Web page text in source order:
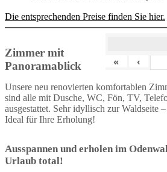
Die entsprechenden Preise finden Sie hier.
« ‹
Zimmer mit
Panoramablick
Unsere neu renovierten komfortablen
sind alle mit Dusche, WC, Fön, TV,
ausgestattet. Sehr idyllisch zur Waldseite
Ideal für Ihre Erholung!
Ausspannen und erholen im
Urlaub total!